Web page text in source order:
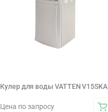
Кулер для воды VATTEN V15SKA
Цена по запросу